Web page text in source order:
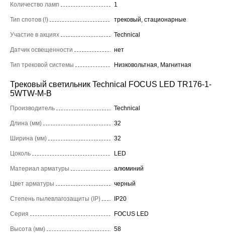
Количество ламп 1
Тип спотов (!) трековый, стационарные
Участие в акциях Technical
Датчик освещенности нет
Тип трековой системы Низковольтная, Магнитная
Трековый светильник Technical FOCUS LED TR176-1-
5WTW-M-B
Производитель Technical
Длина (мм) 32
Ширина (мм) 32
Цоколь LED
Материал арматуры алюминий
Цвет арматуры черный
Степень пылевлагозащиты (IP) IP20
Серия FOCUS LED
Высота (мм) 58